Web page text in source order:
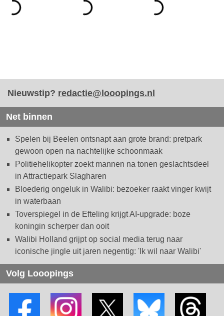
Nieuwstip? redactie@looopings.nl
Net binnen
Spelen bij Beelen ontsnapt aan grote brand: pretpark
gewoon open na nachtelijke schoonmaak
Politiehelikopter zoekt mannen na tonen geslachtsdeel
in Attractiepark Slagharen
Bloederig ongeluk in Walibi: bezoeker raakt vinger kwijt
in waterbaan
Toverspiegel in de Efteling krijgt AI-upgrade: boze
koningin scherper dan ooit
Walibi Holland grijpt op social media terug naar
iconische jingle uit jaren negentig: 'Ik wil naar Walibi'
Volg Looopings